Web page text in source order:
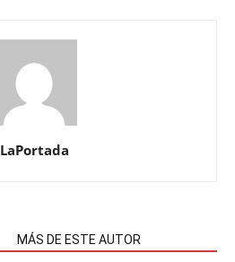
LaPortada
MÁS DE ESTE AUTOR